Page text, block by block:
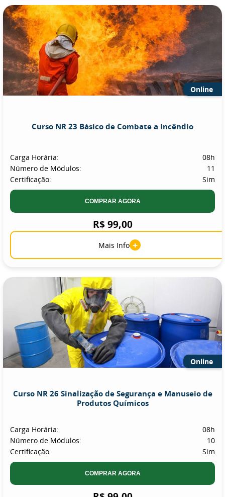
Online
Curso NR 23 Básico de Combate a Incêndio
Carga Horária:
08h
Número de Módulos:
11
Certificação:
Sim
COMPRAR AGORA
R$ 99,00
Mais Info +
Online
Curso NR 26 Sinalização de Segurança e Manuseio de
Produtos Químicos
Carga Horária:
08h
Número de Módulos:
10
Certificação:
Sim
COMPRAR AGORA